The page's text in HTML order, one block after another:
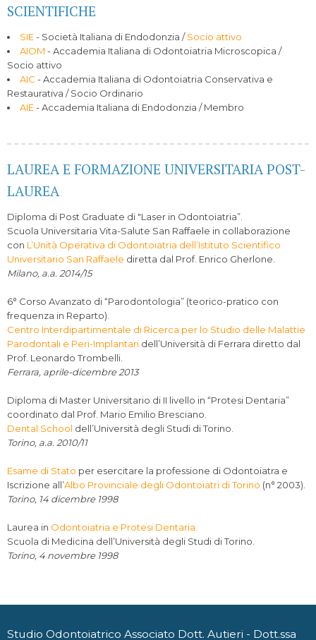
SCIENTIFICHE
SIE- Società Italiana di Endodonzia /Socio attivo
AIOM - Accademia Italiana di Odontoiatria Microscopica /
Socio attivo
AIC - Accademia Italiana di Odontoiatria Conservativa e
Restaurativa / Socio Ordinario
AIE- Accademia Italiana di Endodonzia / Membro
LAUREA E FORMAZIONE UNIVERSITARIA POST-
LAUREA
Diploma di Post Graduate di "Laser in Odontoiatria”.
Scuola Universitaria Vita-Salute San Raffaele in collaborazione
con L’Unità Operativa di Odontoiatria dell’Istituto Scientifico
Universitario San Raffaele diretta dal Prof. Enrico Gherlone.
Milano, a.a. 2014/15
6° Corso Avanzato di “Parodontologia” (teorico-pratico con
frequenza in Reparto).
Centro Interdipartimentale di Ricerca per lo Studio delle Malattie
Parodontali e Peri-Implantari dell’Università di Ferrara diretto dal
Prof. Leonardo Trombelli.
Ferrara, aprile-dicembre 2013
Diploma di Master Universitario di II livello in “Protesi Dentaria”
coordinato dal Prof. Mario Emilio Bresciano.
Dental School dell’Università degli Studi di Torino.
Torino, a.a. 2010/11
Esame di Stato per esercitare la professione di Odontoiatra e
Iscrizione all’Albo Provinciale degli Odontoiatri di Torino (n° 2003).
Torino, 14 dicembre 1998
Laurea in Odontoiatria e Protesi Dentaria.
Scuola di Medicina dell’Università degli Studi di Torino.
Torino, 4 novembre 1998
Studio Odontoiatrico Associato Dott. Autieri - Dott.ssa